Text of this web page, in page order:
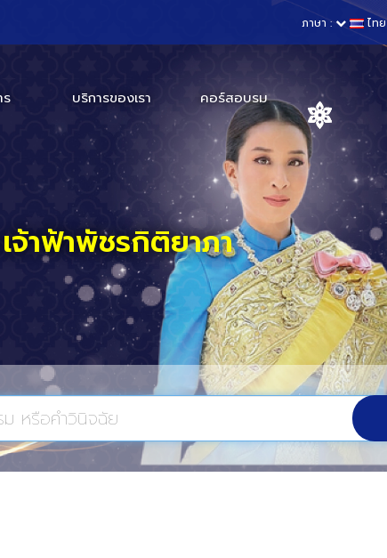
ชทูตสหรัฐอเมริกาและสหราช
ภาษา : ไทย
ร บริการของเรา คอร์สอบรม